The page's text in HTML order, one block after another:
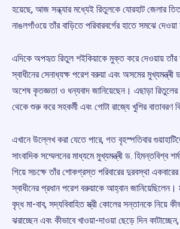
হয়েছে, আজ সন্ধ্যার মধ্যেই রিতুলকে যোরহাট জেলার
নাঙলগাঁওয়ে তাঁর বাড়িতে পরিবারবর্গের হাতে সমঝে দেওয়া
এদিকে অপহৃত রিতুল শইকিয়াকে মুক্ত করে দেওয়ায় তাঁর
স্বাধীনের সেনাধ্যক্ষ পরেশ বরুয়া এবং অসমের মুখ্যমন্ত্ৰী
অশেষ কৃতজ্ঞতা ও ধন্যবাদ জানিয়েছেন। এছাড়া রিতুলের
থেকে শুরু করে সহকর্মী এবং গোটা রাজ্যে খুশির বাতাবরণ
এখানে উল্লেখ করা যেতে পারে, গত বৃহস্পতিবার
সাংবাদিক সম্মেলনের মাধ্যমে মুখ্যমন্ত্ৰী ড. হিমন্তবিশ্ব
গিয়ে সচক্ষে তাঁর শোকগ্রস্ত পরিবারের দুরবস্থা
স্বাধীনের প্রধান পরেশ বরুয়াকে আহ্বান জানিয়েছিলেন।
বৃদ্ধ মা-বাব, সদ্যবিবাহিত স্ত্রী কোলের সন্তানকে নিয়ে
ঝরাচ্ছেন এবং কীভাবে খাওয়া-দাওয়া ছেড়ে দিন